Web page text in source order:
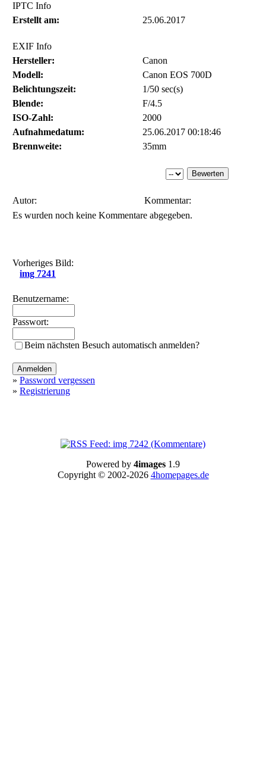
IPTC Info
Erstellt am:
25.06.2017
EXIF Info
Hersteller:
Canon
Modell:
Canon EOS 700D
Belichtungszeit:
1/50 sec(s)
Blende:
F/4.5
ISO-Zahl:
2000
Aufnahmedatum:
25.06.2017 00:18:46
Brennweite:
35mm
Autor:
Kommentar:
Es wurden noch keine Kommentare abgegeben.
Vorheriges Bild:
img 7241
Benutzername:
Passwort:
Beim nächsten Besuch automatisch anmelden?
» Password vergessen
» Registrierung
Powered by 4images 1.9
Copyright © 2002-2026 4homepages.de